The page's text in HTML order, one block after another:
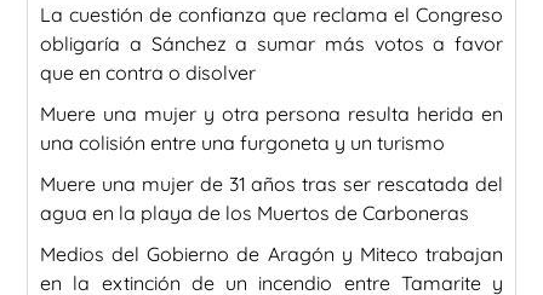
La cuestión de confianza que reclama el Congreso
obligaría a Sánchez a sumar más votos a favor
que en contra o disolver
Muere una mujer y otra persona resulta herida en
una colisión entre una furgoneta y un turismo
Muere una mujer de 31 años tras ser rescatada del
agua en la playa de los Muertos de Carboneras
Medios del Gobierno de Aragón y Miteco trabajan
en la extinción de un incendio entre Tamarite y